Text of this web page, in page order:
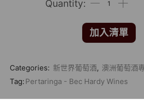
加入清單
Categories: 新世界葡萄酒, 澳洲葡萄酒
Tag: Pertaringa - Bec Hardy Wines